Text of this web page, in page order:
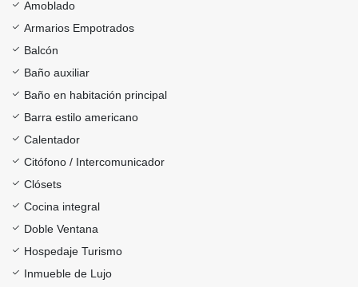
Amoblado
Armarios Empotrados
Balcón
Baño auxiliar
Baño en habitación principal
Barra estilo americano
Calentador
Citófono / Intercomunicador
Clósets
Cocina integral
Doble Ventana
Hospedaje Turismo
Inmueble de Lujo